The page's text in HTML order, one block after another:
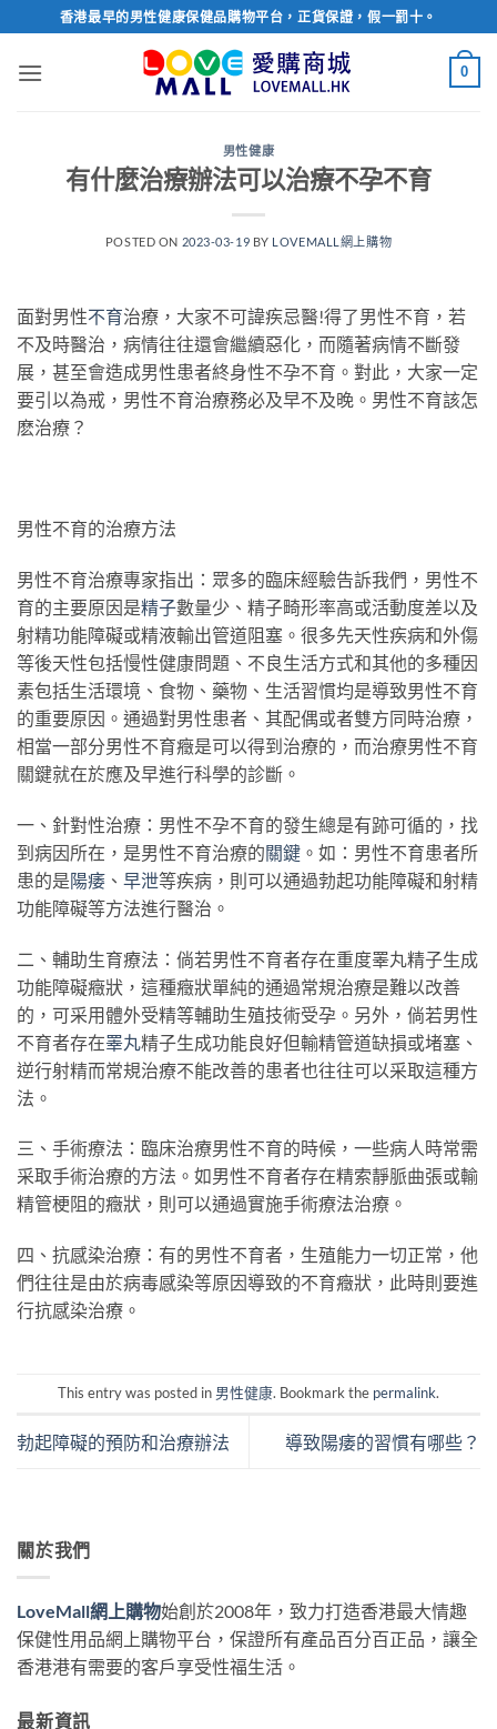
to
content
香港最早的男性健康保健品購物平台，正貨保證，假一罰十。
0
男性健康
有什麼治療辦法可以治療不孕不育
POSTED ON 2023-03-19 BY LOVEMALL網上購物
面對男性不育治療，大家不可諱疾忌醫!得了男性不育，若
不及時醫治，病情往往還會繼續惡化，而隨著病情不斷發
展，甚至會造成男性患者終身性不孕不育。對此，大家一定
要引以為戒，男性不育治療務必及早不及晚。男性不育該怎
麽治療？
男性不育的治療方法
男性不育治療專家指出：眾多的臨床經驗告訴我們，男性不
育的主要原因是精子數量少、精子畸形率高或活動度差以及
射精功能障礙或精液輸出管道阻塞。很多先天性疾病和外傷
等後天性包括慢性健康問題、不良生活方式和其他的多種因
素包括生活環境、食物、藥物、生活習慣均是導致男性不育
的重要原因。通過對男性患者、其配偶或者雙方同時治療，
相當一部分男性不育癥是可以得到治療的，而治療男性不育
關鍵就在於應及早進行科學的診斷。
一、針對性治療：男性不孕不育的發生總是有跡可循的，找
到病因所在，是男性不育治療的關鍵 。如：男性不育患者所
患的是陽痿 、 早泄等疾病，則可以通過勃起功能障礙和射精
功能障礙等方法進行醫治。
二、輔助生育療法：倘若男性不育者存在重度睪丸精子生成
功能障礙癥狀，這種癥狀單純的通過常規治療是難以改善
的，可采用體外受精等輔助生殖技術受孕。另外，倘若男性
不育者存在睪丸精子生成功能良好但輸精管道缺損或堵塞、
逆行射精而常規治療不能改善的患者也往往可以采取這種方
法。
三、手術療法：臨床治療男性不育的時候，一些病人時常需
采取手術治療的方法。如男性不育者存在精索靜脈曲張或輸
精管梗阻的癥狀，則可以通過實施手術療法治療。
四、抗感染治療：有的男性不育者，生殖能力一切正常，他
們往往是由於病毒感染等原因導致的不育癥狀，此時則要進
行抗感染治療。
This entry was posted in 男性健康. Bookmark the permalink.
勃起障礙的預防和治療辦法 導致陽痿的習慣有哪些？
關於我們
LoveMall網上購物始創於2008年，致力打造香港最大情趣
保健性用品網上購物平台，保證所有產品百分百正品，讓全
香港港有需要的客戶享受性福生活。
最新資訊